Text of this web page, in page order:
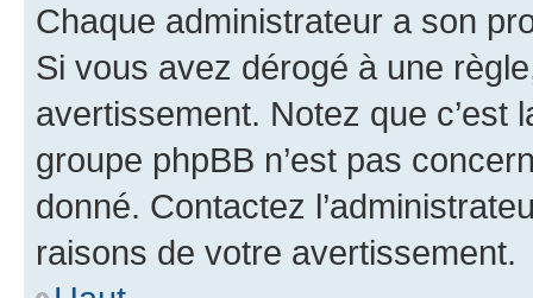
Chaque administrateur a son
Si vous avez dérogé à une
avertissement. Notez que c’est
groupe phpBB n’est pas
donné. Contactez
raisons de votre avertissement.